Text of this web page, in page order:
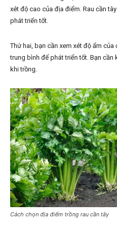
xét độ cao của địa điểm. Rau cần
phát triển tốt.
Thứ hai, bạn cần xem xét độ ẩm
trung bình để phát triển tốt. Bạn
khi trồng.
Cách chọn địa điểm trồng rau cần tây